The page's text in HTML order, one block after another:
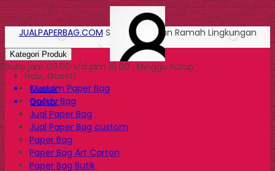
Halo, Guest!
Masuk
Daftar
JUALPAPERBAG.COM Solusi Kemasan Ramah Lingkungan
Kategori Produk
Buka jam 09.00 s/d jam 16.00 , Minggu tutup
Custom Paper Bag
Goody Bag
Jual Paper Bag
Jual Paper Bag custom
Paper Bag
Paper Bag Art Carton
Paper Bag Butik